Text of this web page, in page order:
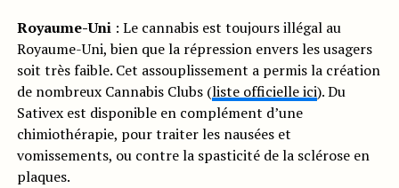
Royaume-Uni: Le cannabis est toujours illégal au
Royaume-Uni, bien que la répression envers les usagers
soit très faible. Cet assouplissement a permis la création
de nombreux Cannabis Clubs (liste officielle ici). Du
Sativex est disponible en complément d’une
chimiothérapie, pour traiter les nausées et
vomissements, ou contre la spasticité de la sclérose en
plaques.